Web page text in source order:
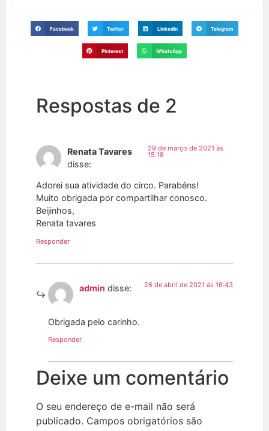
Facebook Twitter LinkedIn Telegram
Pinterest WhatsApp
Respostas de 2
Renata Tavares
disse:
29 de março de 2021 às
15:18
Adorei sua atividade do circo. Parabéns!
Muito obrigada por compartilhar conosco.
Beijinhos,
Renata tavares
Responder
admin disse: 26 de abril de 2021 às 16:43
Obrigada pelo carinho.
Responder
Deixe um comentário
O seu endereço de e-mail não será
publicado. Campos obrigatórios são